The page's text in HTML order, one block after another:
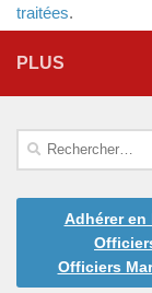
traitées.
PLUS
Rechercher :
Adhérer en
Officiers